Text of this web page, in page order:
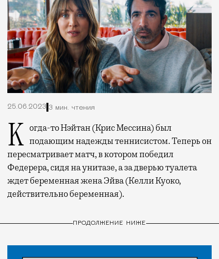
25.06.2023 3 мин. чтения
Когда-то Нэйтан (Крис Мессина) был подающим надежды теннисистом. Теперь он
пересматривает матч, в котором победил
Федерера, сидя на унитазе, а за дверью туалета
ждет беременная жена Эйва (Келли Куоко,
действительно беременная).
ПРОДОЛЖЕНИЕ НИЖЕ